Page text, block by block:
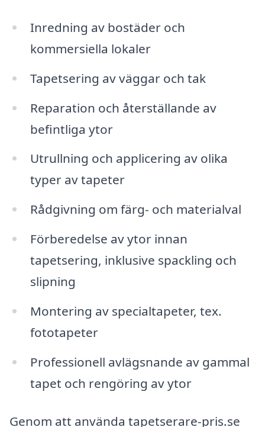
Inredning av bostäder och
kommersiella lokaler
Tapetsering av väggar och tak
Reparation och återställande av
befintliga ytor
Utrullning och applicering av olika
typer av tapeter
Rådgivning om färg- och materialval
Förberedelse av ytor innan
tapetsering, inklusive spackling och
slipning
Montering av specialtapeter, tex.
fototapeter
Professionell avlägsnande av gammal
tapet och rengöring av ytor
Genom att använda tapetserare-pris.se